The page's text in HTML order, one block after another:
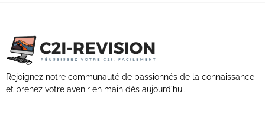
Rejoignez notre communauté de passionnés de la connaissance
et prenez votre avenir en main dès aujourd’hui.